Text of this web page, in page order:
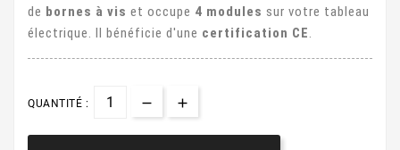
de bornes à vis et occupe 4 modules sur votre tableau
électrique. Il bénéficie d'une certification CE.
QUANTITÉ :